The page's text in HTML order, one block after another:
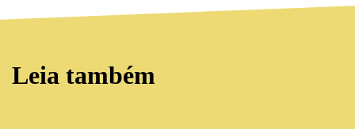
Leia também